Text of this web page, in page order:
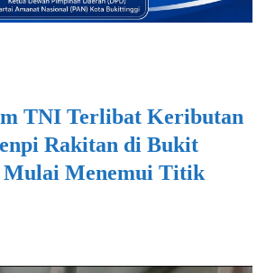
TNI Terlibat Keributan
Rakitan di Bukit
Mulai Menemui Titik